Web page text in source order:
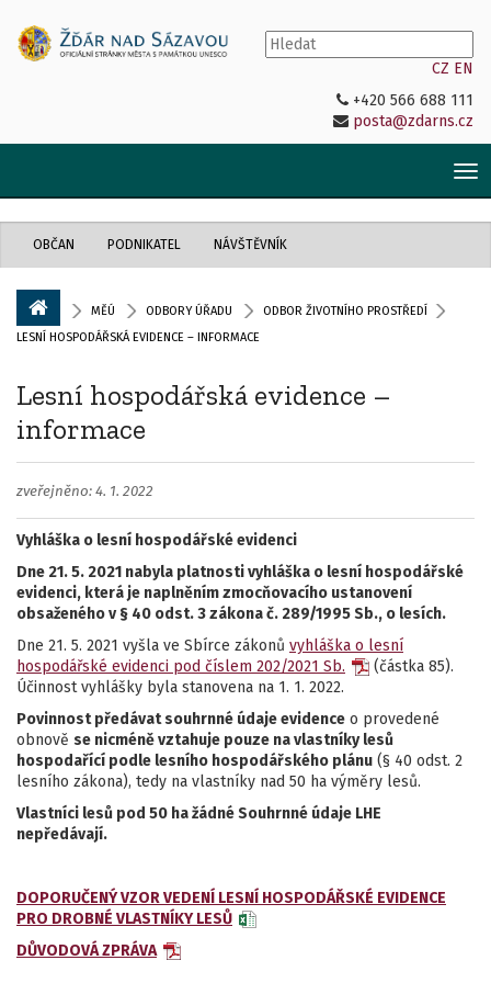
CZ EN
+420 566 688 111
posta@zdarns.cz
OBČAN PODNIKATEL NÁVŠTĚVNÍK
MĚÚ ODBORY ÚŘADU
ODBOR ŽIVOTNÍHO PROSTŘEDÍ
LESNÍ HOSPODÁŘSKÁ EVIDENCE – INFORMACE
Lesní hospodářská evidence –
informace
zveřejněno: 4. 1. 2022
Vyhláška o lesní hospodářské evidenci
Dne 21. 5. 2021 nabyla platnosti vyhláška o lesní hospodářské
evidenci, která je naplněním zmocňovacího ustanovení
obsaženého v § 40 odst. 3 zákona č. 289/1995 Sb., o lesích.
Dne 21. 5. 2021 vyšla ve Sbírce zákonů vyhláška o lesní
hospodářské evidenci pod číslem 202/2021 Sb.
(částka 85).
Účinnost vyhlášky byla stanovena na 1. 1. 2022.
Povinnost předávat souhrnné údaje evidence o provedené
obnově se nicméně vztahuje pouze na vlastníky lesů
hospodařící podle lesního hospodářského plánu (§ 40 odst. 2
lesního zákona), tedy na vlastníky nad 50 ha výměry lesů.
Vlastníci lesů pod 50 ha žádné Souhrnné údaje LHE
nepředávají.
DOPORUČENÝ VZOR VEDENÍ LESNÍ HOSPODÁŘSKÉ EVIDENCE
PRO DROBNÉ VLASTNÍKY LESŮ
DŮVODOVÁ ZPRÁVA